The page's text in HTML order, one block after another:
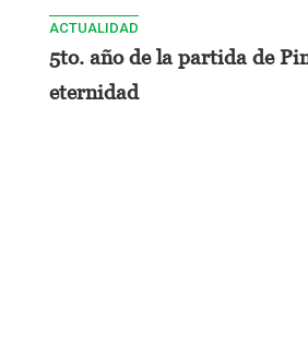
ACTUALIDAD
5to. año de la partida de
eternidad